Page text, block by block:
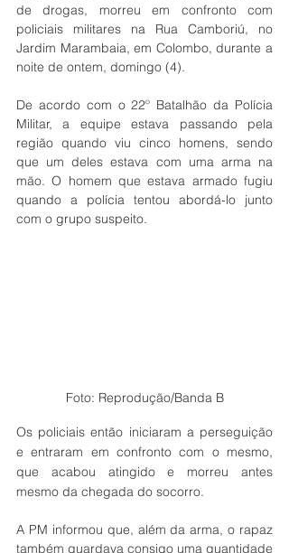
de drogas, morreu em confronto com
policiais militares na Rua Camboriú, no
Jardim Marambaia, em Colombo, durante a
noite de ontem, domingo (4).
De acordo com o 22º Batalhão da Polícia
Militar, a equipe estava passando pela
região quando viu cinco homens, sendo
que um deles estava com uma arma na
mão. O homem que estava armado fugiu
quando a polícia tentou abordá-lo junto
com o grupo suspeito.
Foto: Reprodução/Banda B
Os policiais então iniciaram a perseguição
e entraram em confronto com o mesmo,
que acabou atingido e morreu antes
mesmo da chegada do socorro.
A PM informou que, além da arma, o rapaz
também guardava consigo uma quantidade